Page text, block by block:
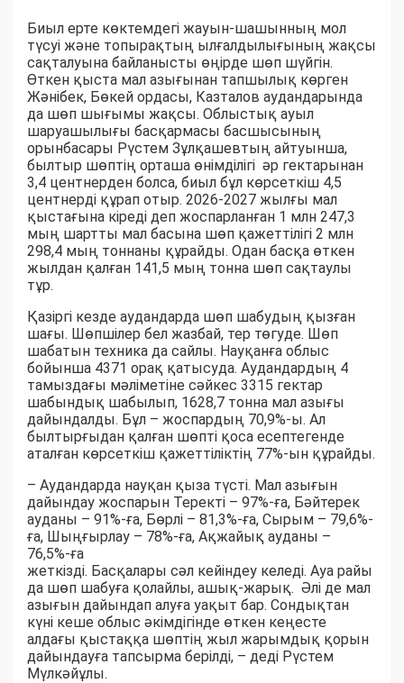
Биыл ерте көктемдегі жауын-шашынның мол
түсуі және топырақтың ылғалдылығының жақсы
сақталуына байланысты өңірде шөп шүйгін.
Өткен қыста мал азығынан тапшылық көрген
Жәнібек, Бөкей ордасы, Казталов аудандарында
да шөп шығымы жақсы. Облыстық ауыл
шаруашылығы басқармасы басшысының
орынбасары Рүстем Зұлқашевтың айтуынша,
былтыр шөптің орташа өнімділігі әр гектарынан
3,4 центнерден болса, биыл бұл көрсеткіш 4,5
центнерді құрап отыр. 2026-2027 жылғы мал
қыстағына кіреді деп жоспарланған 1 млн 247,3
мың шартты мал басына шөп қажеттілігі 2 млн
298,4 мың тоннаны құрайды. Одан басқа өткен
жылдан қалған 141,5 мың тонна шөп сақтаулы
тұр.
Қазіргі кезде аудандарда шөп шабудың қызған
шағы. Шөпшілер бел жазбай, тер төгуде. Шөп
шабатын техника да сайлы. Науқанға облыс
бойынша 4371 орақ қатысуда. Аудандардың 4
тамыздағы мәліметіне сәйкес 3315 гектар
шабындық шабылып, 1628,7 тонна мал азығы
дайындалды. Бұл – жоспардың 70,9%-ы. Ал
былтырғыдан қалған шөпті қоса есептегенде
аталған көрсеткіш қажеттіліктің 77%-ын құрайды.
– Аудандарда науқан қыза түсті. Мал азығын
дайындау жоспарын Теректі – 97%-ға, Бәйтерек
ауданы – 91%-ға, Бөрлі – 81,3%-ға, Сырым – 79,6%-
ға, Шыңғырлау – 78%-ға, Ақжайық ауданы –
76,5%-ға
жеткізді. Басқалары сәл кейіндеу келеді. Ауа райы
да шөп шабуға қолайлы, ашық-жарық. Әлі де мал
азығын дайындап алуға уақыт бар. Сондықтан
күні кеше облыс әкімдігінде өткен кеңесте
алдағы қыстаққа шөптің жыл жарымдық қорын
дайындауға тапсырма берілді, – деді Рүстем
Мүлкәйұлы.